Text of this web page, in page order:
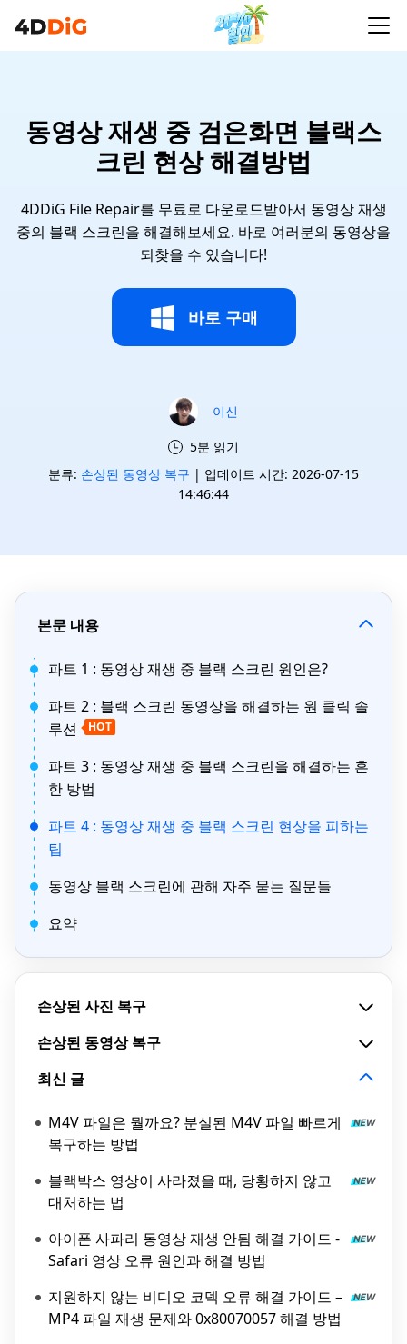
동영상 재생 중 검은화면 블랙스
크린 현상 해결방법
4DDiG File Repair를 무료로 다운로드받아서 동영상 재생
중의 블랙 스크린을 해결해보세요. 바로 여러분의 동영상을
되찾을 수 있습니다!
바로 구매
이신
5분 읽기
분류: 손상된 동영상 복구 | 업데이트 시간: 2026-07-15
14:46:44
본문 내용
파트 1 : 동영상 재생 중 블랙 스크린 원인은?
파트 2 : 블랙 스크린 동영상을 해결하는 원 클릭 솔
루션
HOT
파트 3 : 동영상 재생 중 블랙 스크린을 해결하는 흔
한 방법
파트 4 : 동영상 재생 중 블랙 스크린 현상을 피하는
팁
동영상 블랙 스크린에 관해 자주 묻는 질문들
요약
손상된 사진 복구
손상된 동영상 복구
최신 글
M4V 파일은 뭘까요? 분실된 M4V 파일 빠르게
복구하는 방법
블랙박스 영상이 사라졌을 때, 당황하지 않고
대처하는 법
아이폰 사파리 동영상 재생 안됨 해결 가이드 -
Safari 영상 오류 원인과 해결 방법
지원하지 않는 비디오 코덱 오류 해결 가이드 –
MP4 파일 재생 문제와 0x80070057 해결 방법